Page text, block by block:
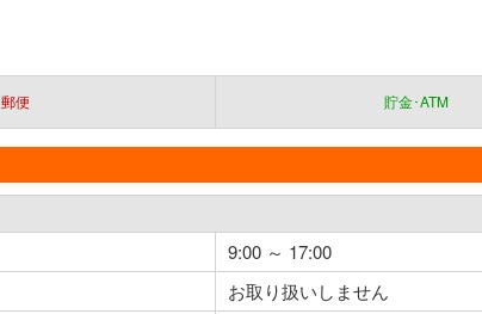
郵便 貯金･ATM
9:00 ～ 17:00
お取り扱いしません